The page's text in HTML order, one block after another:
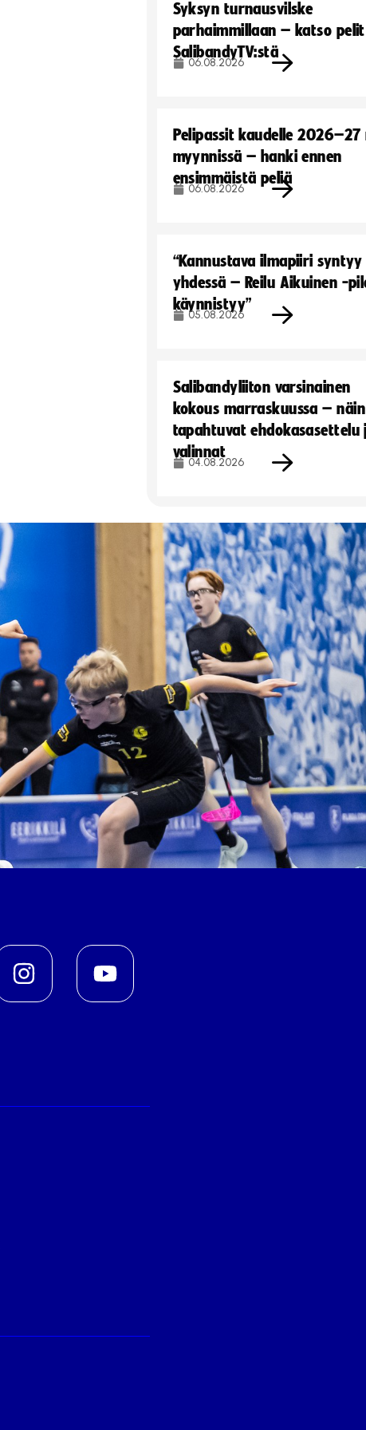
Syksyn turnausvilske
parhaimmillaan – katso pelit
SalibandyTV:stä
06.08.2026
Pelipassit kaudelle
myynnissä – hanki ennen
ensimmäistä peliä
06.08.2026
“Kannustava ilmapiiri syntyy
yhdessä – Reilu Aikuinen -
käynnistyy”
05.08.2026
Salibandyliiton varsinainen
kokous marraskuussa – näin
tapahtuvat ehdokasasettelu
valinnat
04.08.2026